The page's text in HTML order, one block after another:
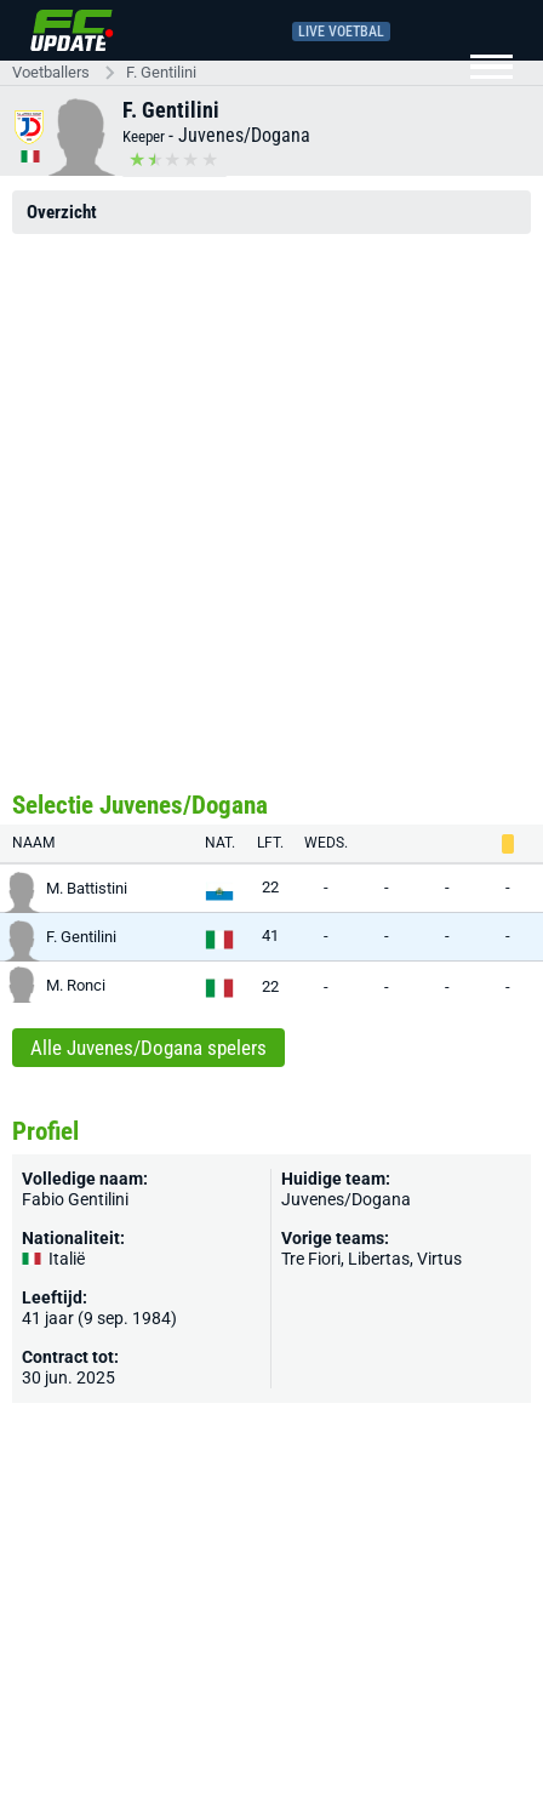
LIVE VOETBAL
Voetballers F. Gentilini
F. Gentilini
Keeper - Juvenes/Dogana
Overzicht
Selectie Juvenes/Dogana
NAAM NAT. LFT. WEDS.
M. Battistini 22 - - - -
F. Gentilini 41 - - - -
M. Ronci 22 - - - -
Alle Juvenes/Dogana spelers
Profiel
Volledige naam:
Fabio Gentilini
Nationaliteit:
Italië
Leeftijd:
41 jaar (9 sep. 1984)
Contract tot:
30 jun. 2025
Huidige team:
Juvenes/Dogana
Vorige teams:
Tre Fiori, Libertas,Virtus